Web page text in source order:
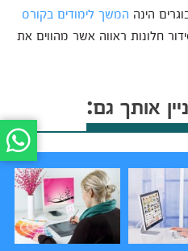
הינה המשך לימודים בקורס
חלונות ראווה אשר מהווים את
אותך גם: